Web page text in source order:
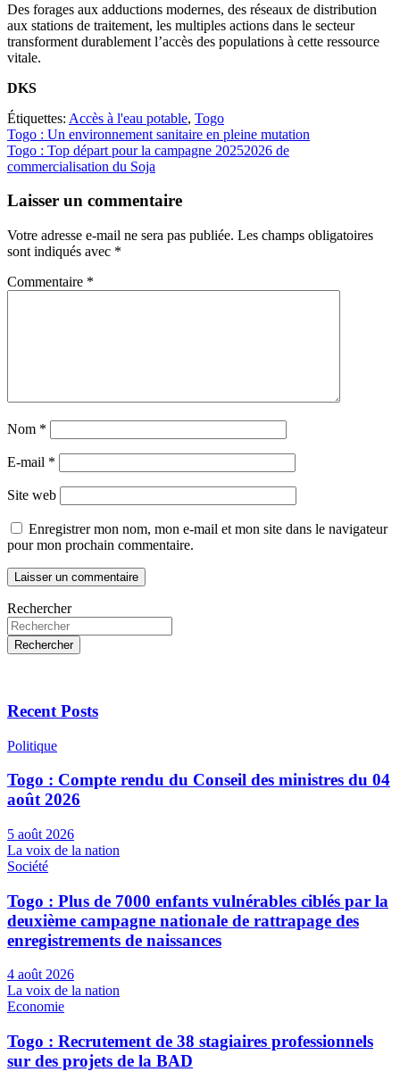
Des forages aux adductions modernes, des réseaux de distribution
aux stations de traitement, les multiples actions dans le secteur
transforment durablement l’accès des populations à cette ressource
vitale.
DKS
Étiquettes: Accès à l'eau potable, Togo
Navigation
de
Togo : Un environnement sanitaire en pleine mutation
Togo : Top départ pour la campagne 20252026 de
commercialisation du Soja
Laisser un commentaire
Votre adresse e-mail ne sera pas publiée. Les champs obligatoires
sont indiqués avec *
Commentaire *
Nom *
E-mail *
Site web
Enregistrer mon nom, mon e-mail et mon site dans le navigateur
pour mon prochain commentaire.
Rechercher
Rechercher
Recent Posts
Politique
Togo : Compte rendu du Conseil des ministres du 04
août 2026
5 août 2026
La voix de la nation
Société
Togo : Plus de 7000 enfants vulnérables ciblés par la
deuxième campagne nationale de rattrapage des
enregistrements de naissances
4 août 2026
La voix de la nation
Economie
Togo : Recrutement de 38 stagiaires professionnels
sur des projets de la BAD